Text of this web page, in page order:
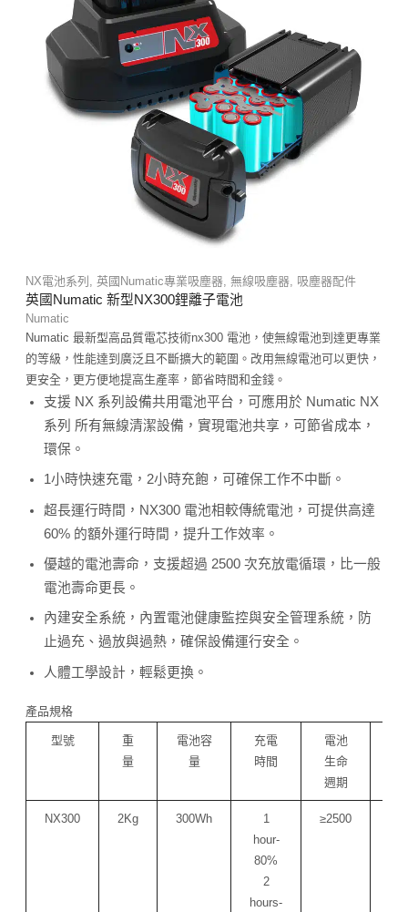
NX電池系列 英國Numatic專業吸塵器 無線吸塵器 吸塵器配件
英國Numatic 新型NX300鋰離子電池
Numatic
Numatic 最新型高品質電芯技術nx300 電池，使無線電池到達更專業
的等級，性能達到廣泛且不斷擴大的範圍。改用無線電池可以更快，
更安全，更方便地提高生產率，節省時間和金錢。
支援 NX 系列設備共用電池平台，可應用於 Numatic NX
系列 所有無線清潔設備，實現電池共享，可節省成本，
環保。
1小時快速充電，2小時充飽，可確保工作不中斷。
超長運行時間，NX300 電池相較傳統電池，可提供高達
60% 的額外運行時間，提升工作效率。
優越的電池壽命，支援超過 2500 次充放電循環，比一般
電池壽命更長。
內建安全系統，內置電池健康監控與安全管理系統，防
止過充、過放與過熱，確保設備運行安全。
人體工學設計，輕鬆更換。
產品規格
型號
重
量
電池容
量
充電
時間
電池
生命
週期
NX300 2Kg 300Wh
1
hour-
80%
2
hours-
≥2500